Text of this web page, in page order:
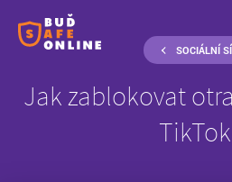
SOCIÁLNÍ
Jak zablokovat